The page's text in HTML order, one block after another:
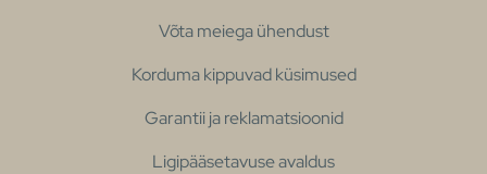
Võta meiega ühendust
Korduma kippuvad küsimused
Garantii ja reklamatsioonid
Ligipääsetavuse avaldus